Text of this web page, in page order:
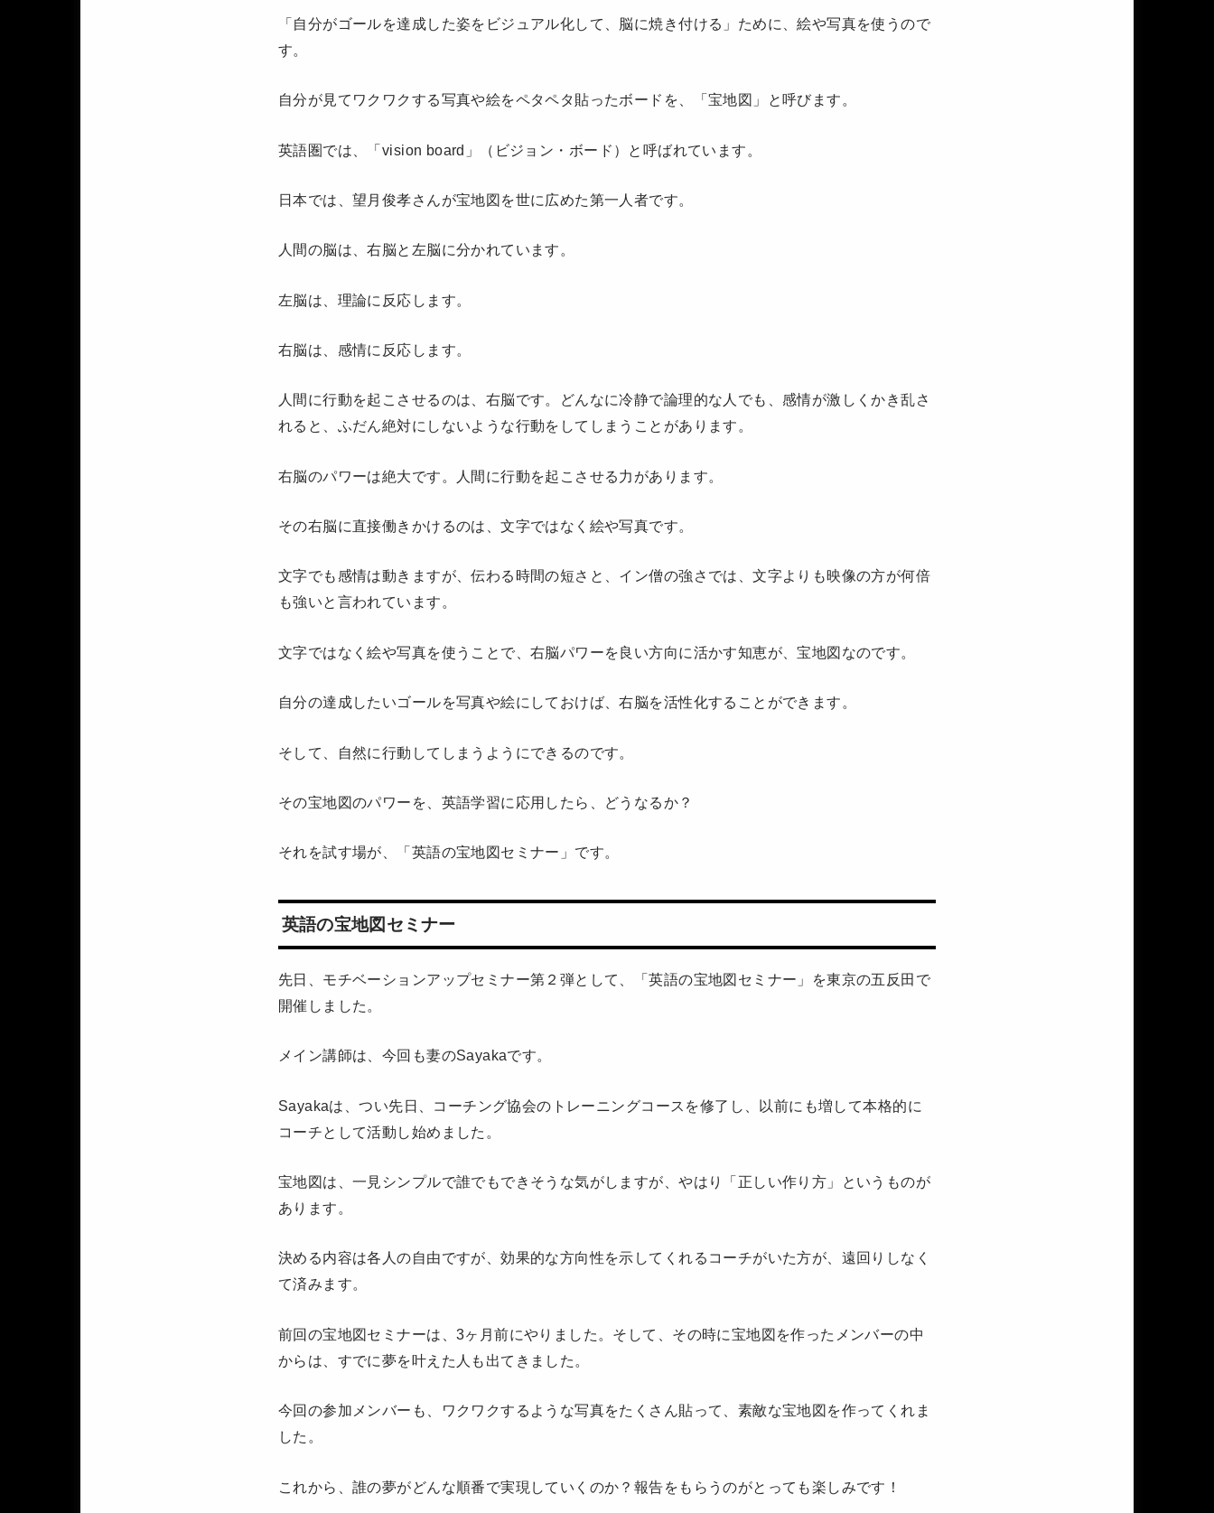
「自分がゴールを達成した姿をビジュアル化して、脳に焼き付ける」ために、絵や写真を使うので
す。
自分が見てワクワクする写真や絵をペタペタ貼ったボードを、「宝地図」と呼びます。
英語圏では、「vision board」（ビジョン・ボード）と呼ばれています。
日本では、望月俊孝さんが宝地図を世に広めた第一人者です。
人間の脳は、右脳と左脳に分かれています。
左脳は、理論に反応します。
右脳は、感情に反応します。
人間に行動を起こさせるのは、右脳です。どんなに冷静で論理的な人でも、感情が激しくかき乱さ
れると、ふだん絶対にしないような行動をしてしまうことがあります。
右脳のパワーは絶大です。人間に行動を起こさせる力があります。
その右脳に直接働きかけるのは、文字ではなく絵や写真です。
文字でも感情は動きますが、伝わる時間の短さと、イン僧の強さでは、文字よりも映像の方が何倍
も強いと言われています。
文字ではなく絵や写真を使うことで、右脳パワーを良い方向に活かす知恵が、宝地図なのです。
自分の達成したいゴールを写真や絵にしておけば、右脳を活性化することができます。
そして、自然に行動してしまうようにできるのです。
その宝地図のパワーを、英語学習に応用したら、どうなるか？
それを試す場が、「英語の宝地図セミナー」です。
英語の宝地図セミナー
先日、モチベーションアップセミナー第２弾として、「英語の宝地図セミナー」を東京の五反田で
開催しました。
メイン講師は、今回も妻のSayakaです。
Sayakaは、つい先日、コーチング協会のトレーニングコースを修了し、以前にも増して本格的に
コーチとして活動し始めました。
宝地図は、一見シンプルで誰でもできそうな気がしますが、やはり「正しい作り方」というものが
あります。
決める内容は各人の自由ですが、効果的な方向性を示してくれるコーチがいた方が、遠回りしなく
て済みます。
前回の宝地図セミナーは、3ヶ月前にやりました。そして、その時に宝地図を作ったメンバーの中
からは、すでに夢を叶えた人も出てきました。
今回の参加メンバーも、ワクワクするような写真をたくさん貼って、素敵な宝地図を作ってくれま
した。
これから、誰の夢がどんな順番で実現していくのか？報告をもらうのがとっても楽しみです！